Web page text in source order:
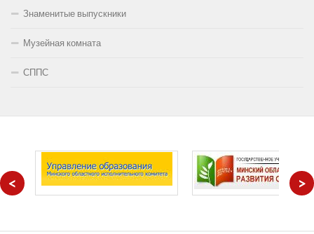
Знаменитые выпускники
Музейная комната
СППС
< >